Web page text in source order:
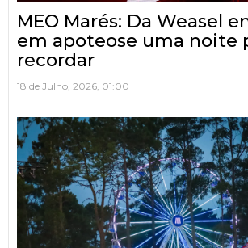
MEO Marés: Da Weasel
em apoteose uma noite
recordar
18 de Julho, 2026, 01:00